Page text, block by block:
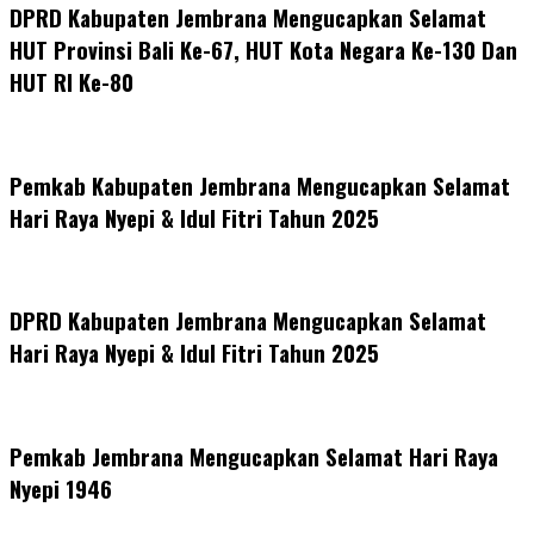
DPRD Kabupaten Jembrana Mengucapkan Selamat
HUT Provinsi Bali Ke-67, HUT Kota Negara Ke-130 Dan
HUT RI Ke-80
Pemkab Kabupaten Jembrana Mengucapkan Selamat
Hari Raya Nyepi & Idul Fitri Tahun 2025
DPRD Kabupaten Jembrana Mengucapkan Selamat
Hari Raya Nyepi & Idul Fitri Tahun 2025
Pemkab Jembrana Mengucapkan Selamat Hari Raya
Nyepi 1946